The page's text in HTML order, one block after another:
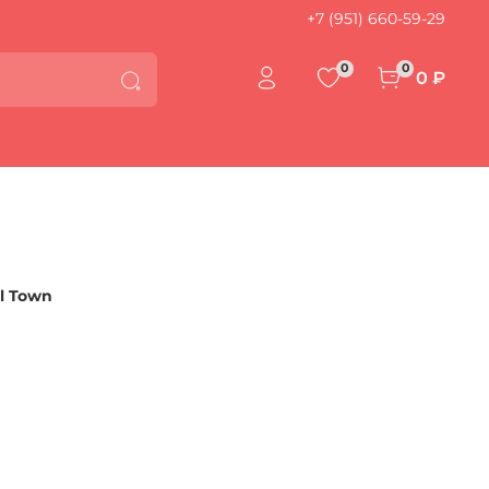
+7 (951) 660-59-29
0 0 0 ₽
Town